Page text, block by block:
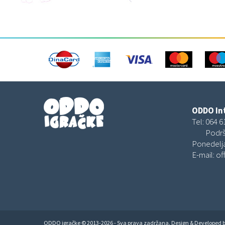
ODDO
Tel: 064
E-mail:
ODDO igračke © 2013-2026 - Sva prava zadržana. Design & Developed